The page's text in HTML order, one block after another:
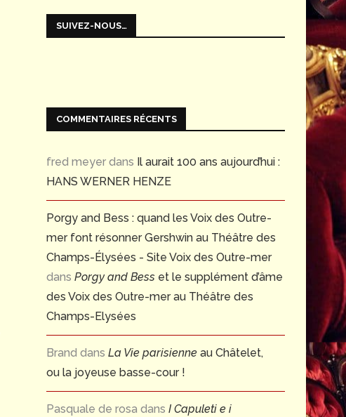
SUIVEZ-NOUS…
COMMENTAIRES RÉCENTS
fred meyer dans Il aurait 100 ans aujourd’hui :
HANS WERNER HENZE
Porgy and Bess : quand les Voix des Outre-
mer font résonner Gershwin au Théâtre des
Champs-Élysées - Site Voix des Outre-mer
dans Porgy and Bess et le supplément d’âme
des Voix des Outre-mer au Théâtre des
Champs-Elysées
Brand dans La Vie parisienne au Châtelet,
ou la joyeuse basse-cour !
Pasquale de rosa dans I Capuleti e i